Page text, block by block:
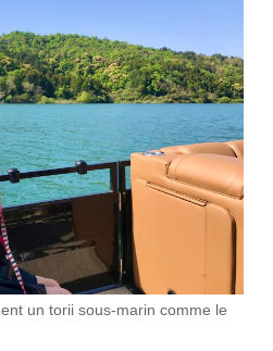
un torii sous-marin comme le